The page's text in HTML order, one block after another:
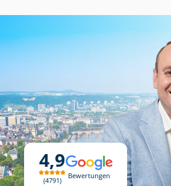
4,9
4791
Bewertungen